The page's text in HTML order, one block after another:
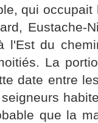
qui
Eustache-
l'Est du
La
date entre
que la